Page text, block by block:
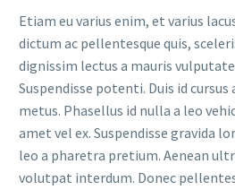
Etiam eu varius enim, et varius
dictum ac pellentesque quis,
dignissim lectus a mauris
Suspendisse potenti. Duis id cursus
metus. Phasellus id nulla a leo
amet vel ex. Suspendisse gravida
leo a pharetra pretium. Aenean
volutpat interdum. Donec